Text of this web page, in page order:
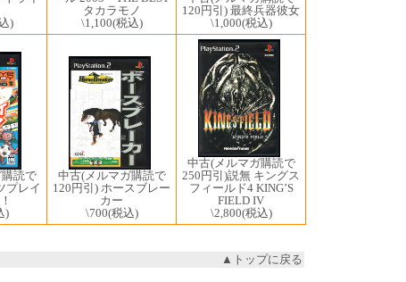
)
タカラモノ
\1,100(税込)
120円引) 最終兵器彼女
\1,000(税込)
読で
プレイ
)
中古(メルマガ購読で
120円引) ホースブレー
カー
\700(税込)
中古(メルマガ購読で
250円引)説無 キングス
フィールド4 KING’S
FIELD IV
\2,800(税込)
▲トップに戻る